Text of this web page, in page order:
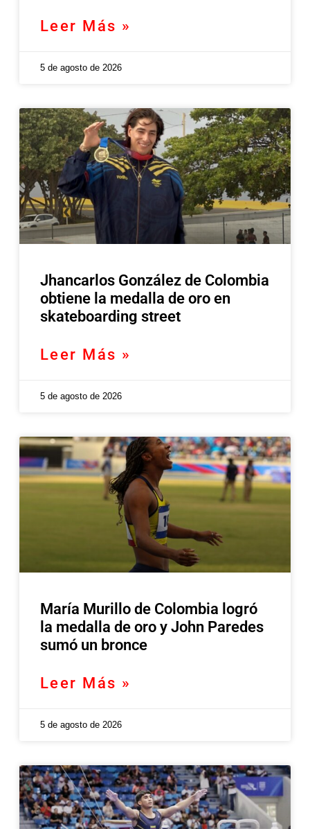
Leer Más »
5 de agosto de 2026
Jhancarlos González de Colombia
obtiene la medalla de oro en
skateboarding street
Leer Más »
5 de agosto de 2026
María Murillo de Colombia logró
la medalla de oro y John Paredes
sumó un bronce
Leer Más »
5 de agosto de 2026